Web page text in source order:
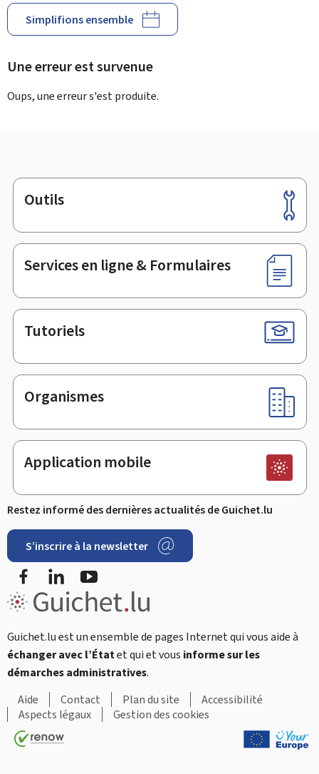
Simplifions ensemble
Une erreur est survenue
Oups, une erreur s'est produite.
Pied
de
page
Outils
Services en ligne & Formulaires
Tutoriels
Organismes
Application mobile
Restez informé des dernières actualités de Guichet.lu
S’inscrire à la newsletter
FacebookLinkedIn
Guichet.lu est un ensemble de pages Internet qui vous aide à
échanger avec l’Étatet qui et vous informe sur les
démarches administratives.
Aide
Contact Plan du site
Accessibilité
Aspects légaux
Gestion des cookies